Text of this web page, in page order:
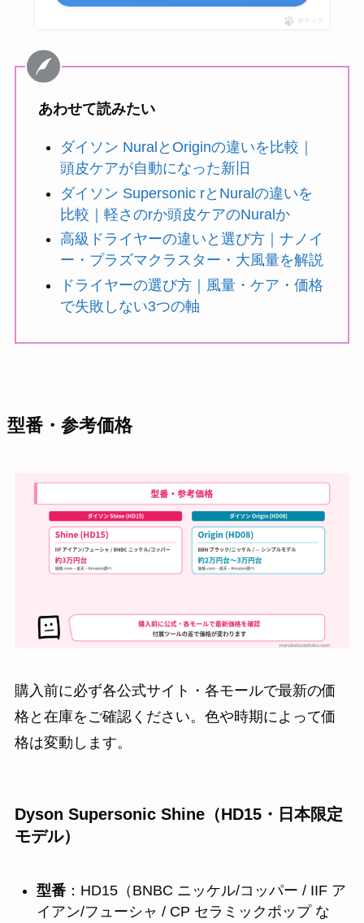
ポチップ
あわせて読みたい
ダイソン NuralとOriginの違いを比較｜
頭皮ケアが自動になった新旧
ダイソン Supersonic rとNuralの違いを
比較｜軽さのrか頭皮ケアのNuralか
高級ドライヤーの違いと選び方｜ナノイ
ー・プラズマクラスター・大風量を解説
ドライヤーの選び方｜風量・ケア・価格
で失敗しない3つの軸
型番・参考価格
購入前に必ず各公式サイト・各モールで最新の価
格と在庫をご確認ください。色や時期によって価
格は変動します。
Dyson Supersonic Shine（HD15・日本限定
モデル）
型番：HD15（BNBC ニッケル/コッパー / IIF ア
イアン/フューシャ / CP セラミックポップ な